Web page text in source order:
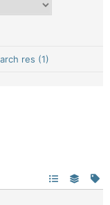
res (1)